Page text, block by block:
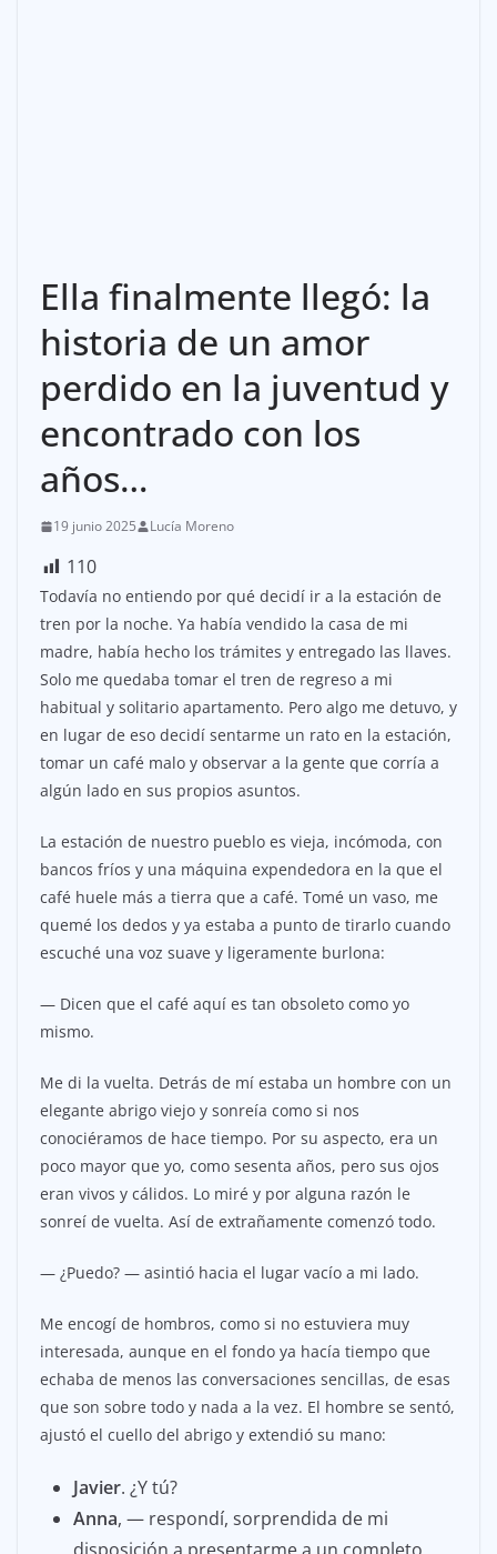
Ella finalmente llegó: la
historia de un amor
perdido en la juventud y
encontrado con los
años…
19 junio 2025 Lucía Moreno
110
Todavía no entiendo por qué decidí ir a la estación de
tren por la noche. Ya había vendido la casa de mi
madre, había hecho los trámites y entregado las llaves.
Solo me quedaba tomar el tren de regreso a mi
habitual y solitario apartamento. Pero algo me detuvo, y
en lugar de eso decidí sentarme un rato en la estación,
tomar un café malo y observar a la gente que corría a
algún lado en sus propios asuntos.
La estación de nuestro pueblo es vieja, incómoda, con
bancos fríos y una máquina expendedora en la que el
café huele más a tierra que a café. Tomé un vaso, me
quemé los dedos y ya estaba a punto de tirarlo cuando
escuché una voz suave y ligeramente burlona:
— Dicen que el café aquí es tan obsoleto como yo
mismo.
Me di la vuelta. Detrás de mí estaba un hombre con un
elegante abrigo viejo y sonreía como si nos
conociéramos de hace tiempo. Por su aspecto, era un
poco mayor que yo, como sesenta años, pero sus ojos
eran vivos y cálidos. Lo miré y por alguna razón le
sonreí de vuelta. Así de extrañamente comenzó todo.
— ¿Puedo? — asintió hacia el lugar vacío a mi lado.
Me encogí de hombros, como si no estuviera muy
interesada, aunque en el fondo ya hacía tiempo que
echaba de menos las conversaciones sencillas, de esas
que son sobre todo y nada a la vez. El hombre se sentó,
ajustó el cuello del abrigo y extendió su mano:
Javier. ¿Y tú?
Anna, — respondí, sorprendida de mi